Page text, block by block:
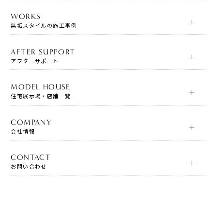
WORKS
無垢スタイルの施工事例
AFTER SUPPORT
アフターサポート
MODEL HOUSE
住宅展示場・店舗一覧
COMPANY
会社情報
CONTACT
お問い合わせ